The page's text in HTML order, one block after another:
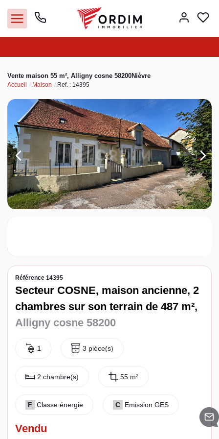
Acheter
Louer
Vendre
Immobilier pro
Faire gérer
Vente maison 55 m², Alligny cosne 58200Nièvre
Accueil Maison Ref. : 14395
Référence 14395
Secteur COSNE, maison ancienne, 2
chambres sur son terrain de 487 m²,
Alligny cosne 58200
1 3 pièce(s)
2 chambre(s) 55 m²
F Classe énergie C Emission GES
Vendu